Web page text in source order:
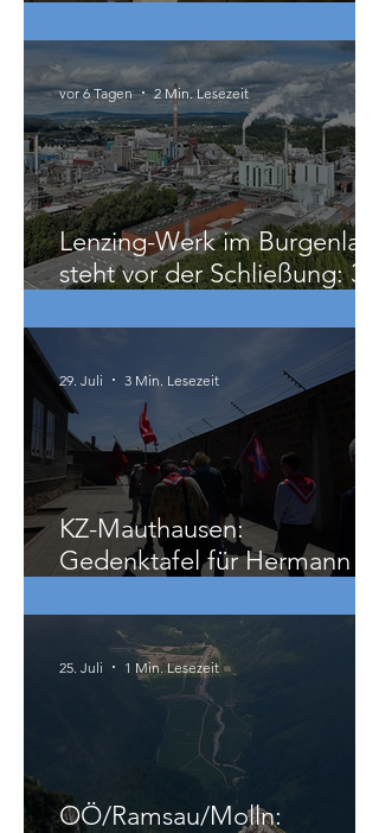
Wien: 33 Grad in der Klinik
ist für Gesundheitsstadtrat
Hacker „ziemlich relativ“
steht vor der Schließung: 300
Beschäftigte betroffen
vor 6 Tagen 2 Min. Lesezeit
KZ-Mauthausen:
Gedenktafel für Hermann
29. Juli 3 Min. Lesezeit